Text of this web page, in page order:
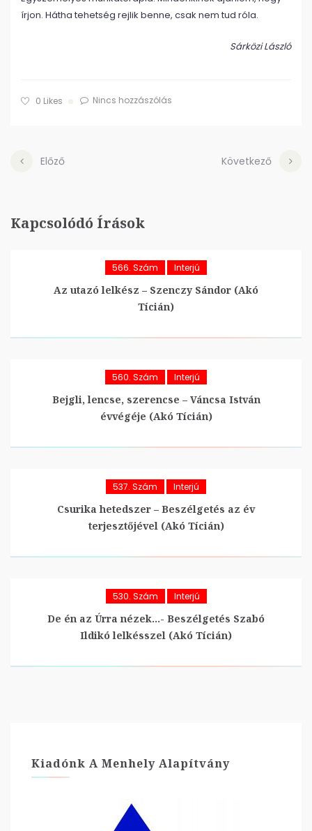
írjon. Hátha tehetség rejlik benne, csak nem tud róla.
Sárközi László
0 Likes Nincs hozzászólás
Előző Következő
Kapcsolódó Írások
566. Szám Interjú
Az utazó lelkész – Szenczy Sándor (Akó
Tícián)
560. Szám Interjú
Bejgli, lencse, szerencse – Váncsa István
évvégéje (Akó Tícián)
537. Szám Interjú
Csurika hetedszer – Beszélgetés az év
terjesztőjével (Akó Tícián)
530. Szám Interjú
De én az Úrra nézek…- Beszélgetés Szabó
Ildikó lelkésszel (Akó Tícián)
Kiadónk A Menhely Alapítvány